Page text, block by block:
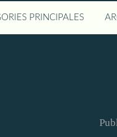
PRINCIPALES